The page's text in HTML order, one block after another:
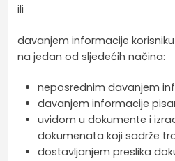
ili
davanjem informacije
na jedan od sljedećih načina:
neposrednim davanjem
davanjem informacije
uvidom u dokumente i
dokumenata koji sadrže
dostavljanjem preslika